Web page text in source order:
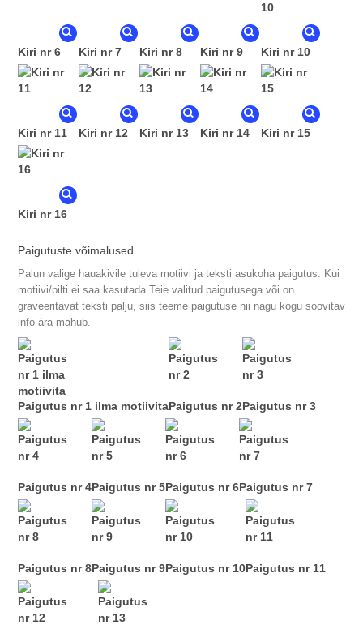
Kiri nr 6 Kiri nr 7 Kiri nr 8 Kiri nr 9 Kiri nr 10
Kiri nr 11 Kiri nr 12 Kiri nr 13 Kiri nr 14 Kiri nr 15
Kiri nr 16
Paigutuste võimalused
Palun valige hauakivile tuleva motiivi ja teksti asukoha paigutus. Kui
motiivi/pilti ei saa kasutada Teie valitud paigutusega või on
graveeritavat teksti palju, siis teeme paigutuse nii nagu kogu soovitav
info ära mahub.
Paigutus nr 1 ilma motiivitaPaigutus nr 2Paigutus nr 3
Paigutus nr 4Paigutus nr 5Paigutus nr 6Paigutus nr 7
Paigutus nr 8Paigutus nr 9Paigutus nr 10Paigutus nr 11